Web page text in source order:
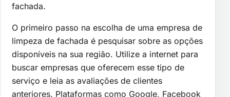
fachada.
O primeiro passo na escolha de uma empresa de
limpeza de fachada é pesquisar sobre as opções
disponíveis na sua região. Utilize a internet para
buscar empresas que oferecem esse tipo de
serviço e leia as avaliações de clientes
anteriores. Plataformas como Google, Facebook